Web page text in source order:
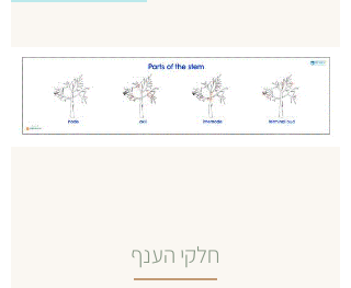
חלקי הענף